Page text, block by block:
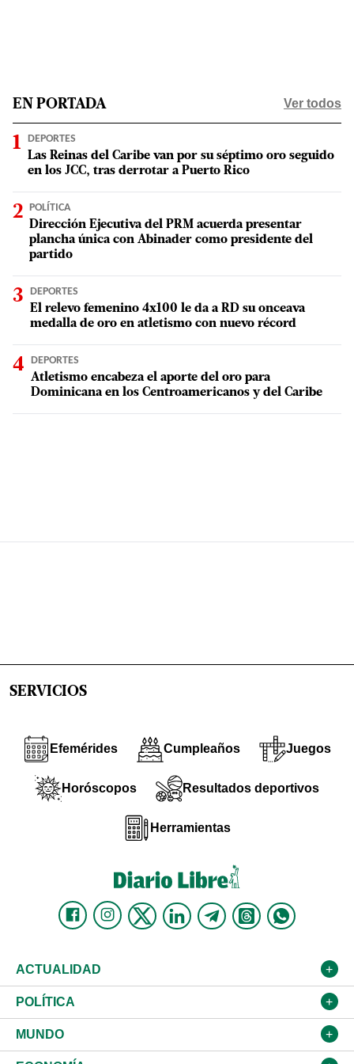
EN PORTADA Ver todos
DEPORTES
Las Reinas del Caribe van por su séptimo oro seguido
en los JCC, tras derrotar a Puerto Rico
POLÍTICA
Dirección Ejecutiva del PRM acuerda presentar
plancha única con Abinader como presidente del
partido
DEPORTES
El relevo femenino 4x100 le da a RD su onceava
medalla de oro en atletismo con nuevo récord
DEPORTES
Atletismo encabeza el aporte del oro para
Dominicana en los Centroamericanos y del Caribe
SERVICIOS
Efemérides Cumpleaños Juegos
Horóscopos Resultados deportivos
Herramientas
ACTUALIDAD
Nacional
Ciudad
POLÍTICA
Partidos
MUNDO